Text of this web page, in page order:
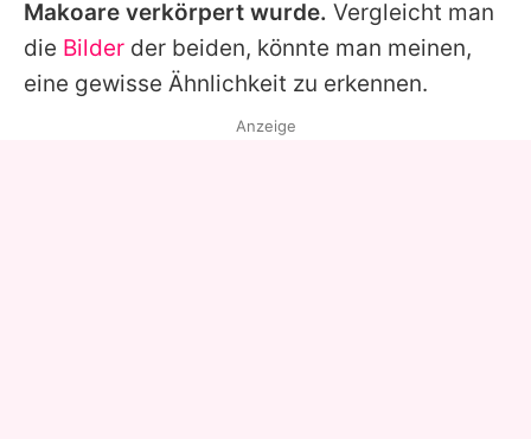
Makoare verkörpert wurde. Vergleicht man
die Bilder der beiden, könnte man meinen,
eine gewisse Ähnlichkeit zu erkennen.
Anzeige